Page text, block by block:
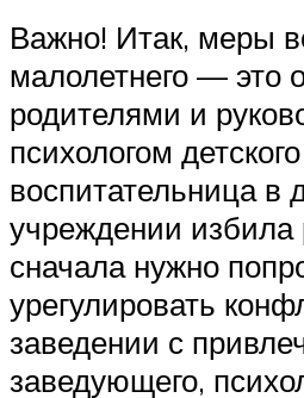
Важно! Итак, меры
малолетнего — это
родителями и
психологом
воспитательница в
учреждении избила
сначала нужно
урегулировать
заведении с
заведующего,